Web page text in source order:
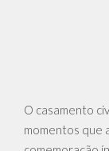
O casamento
momentos que